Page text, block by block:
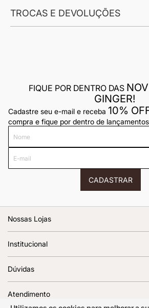
TROCAS E DEVOLUÇÕES
FIQUE POR DENTRO DAS
GINGER!
Cadastre seu e-mail e receba 10%
compra e fique por dentro de
mail
CADASTRAR
Nossas Lojas
Av. Magalhães de Castro, 12000 -
05676-120 | 1º Piso
Abrir no Google Maps
Institucional
Política de Privacidade
Regulamento e Promoções
Dúvidas
Atendimento